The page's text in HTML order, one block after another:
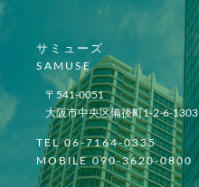
サミューズ
SAMUSE
〒541-0051
大阪市中央区備後町1-2-6-1303
TEL 06-7164-0335
MOBILE 090-3620-0800